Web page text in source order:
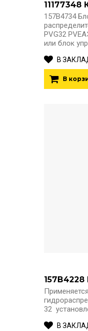
157B4734
PVG32
или блок
В
В
32
В